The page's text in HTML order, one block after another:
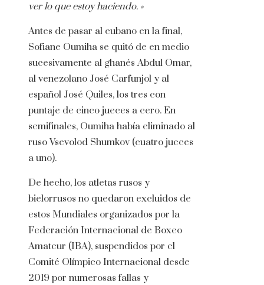
ver lo que estoy haciendo. »
Antes de pasar al cubano en la final,
Sofiane Oumiha se quitó de en medio
sucesivamente al ghanés Abdul Omar,
al venezolano José Carfunjol y al
español José Quiles, los tres con
puntaje de cinco jueces a cero. En
semifinales, Oumiha había eliminado al
ruso Vsevolod Shumkov (cuatro jueces
a uno).
De hecho, los atletas rusos y
bielorrusos no quedaron excluidos de
estos Mundiales organizados por la
Federación Internacional de Boxeo
Amateur (IBA), suspendidos por el
Comité Olímpico Internacional desde
2019 por numerosas fallas y